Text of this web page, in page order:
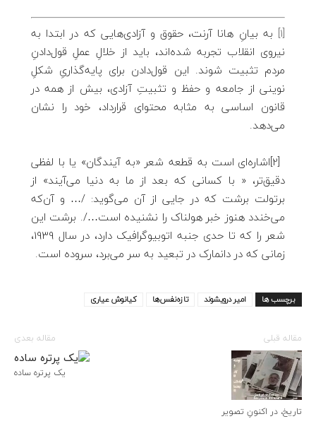
[1] به بیانِ هانا آرنت، حقوق و آزادی‌هایی که در ابتدا به
نیروی انقلاب تجربه شده‌اند، باید از خلالِ عملِ قول‌دادنِ
مردم تثبیت شوند. این قول‌دادن برای پایه‌گذاریِ شکلِ
نوینی از جامعه و حفظ و تثبیتِ آزادی، بیش از همه در
قانون اساسی به مثابه محتوای قرارداد، خود را نشان
می‌دهد.
[2]اشاره‌ای است به قطعه شعر «به آیندگان» یا با لفظی
دقیق‌تر، « با کسانی که بعد از ما به دنیا می‌آیند» از
برتولت برشت که در جایی از آن می‌گوید: /… و آن‌که
می‌خندد هنوز خبر هولناک را نشنیده است…/. برشت این
شعر را که تا حدی جنبه اتوبیوگرافیک دارد، در سال 1939،
زمانی که در دانمارک در تبعید به سر می‌برد، سروده است.
برچسب ها امیر درویشوند تازه‌نفس‌ها کیانوش عیاری
مقاله قبلی
تاریخ، در اکنونِ تصویر
مقاله بعدی
یک پرتره ساده